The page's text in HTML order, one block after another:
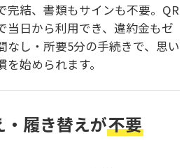
完結、書類もサインも不要。QR
当日から利用でき、違約金もゼ
なし・所要5分の手続きで、思い
始められます。
・履き替えが不要